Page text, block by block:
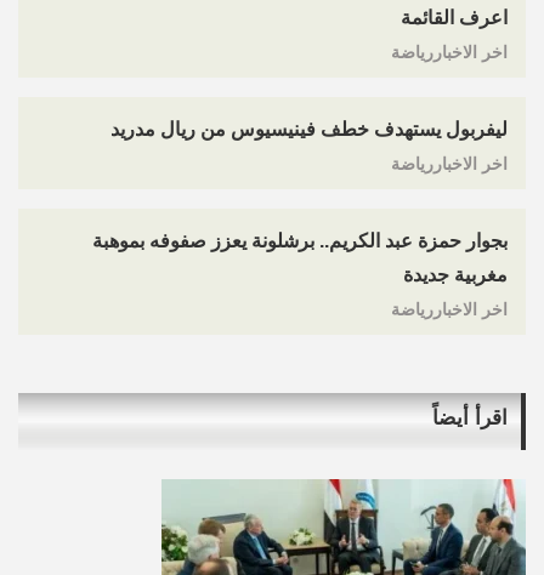
اعرف القائمة
اخر الاخباررياضة
ليفربول يستهدف خطف فينيسيوس من ريال مدريد
اخر الاخباررياضة
بجوار حمزة عبد الكريم.. برشلونة يعزز صفوفه بموهبة
مغربية جديدة
اخر الاخباررياضة
اقرأ أيضاً